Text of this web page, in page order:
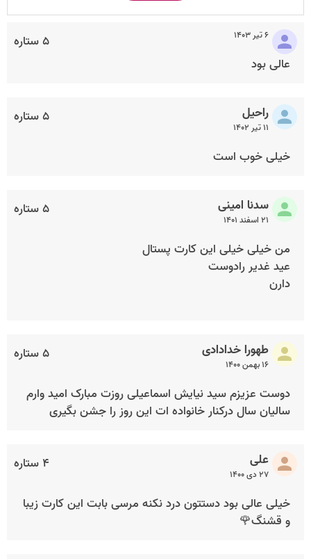
۵ ستاره ۶ تیر ۱۴۰۳
عالی بود
۵ ستاره راحیل
۱۱ تیر ۱۴۰۲
خیلی خوب است
۵ ستاره سدنا امینی
۲۱ اسفند ۱۴۰۱
من خیلی خیلی این کارت پستال
عید غدیر رادوست
دارن
۵ ستاره طهورا خدادادی
۱۶ بهمن ۱۴۰۰
دوست عزیزم سید نیایش اسماعیلی روزت مبارک امید وارم
سالیان سال درکنار خانواده ات این روز را جشن بگیری
۴ ستاره علی
۲۷ دی ۱۴۰۰
خیلی عالی بود دستتون درد نکنه مرسی بابت این کارت زیبا
و قشنگ🌹